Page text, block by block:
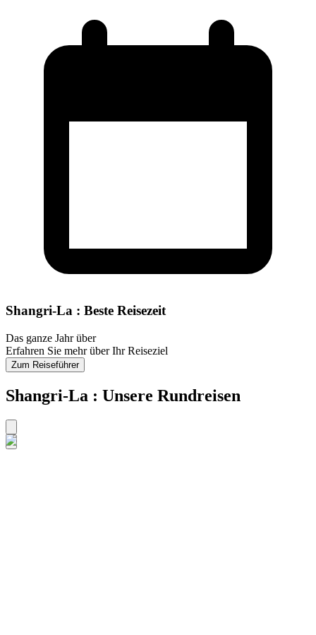
Shangri-La : Beste Reisezeit
Das ganze Jahr über
Erfahren Sie mehr über Ihr Reiseziel
Zum Reiseführer
Shangri-La : Unsere Rundreisen